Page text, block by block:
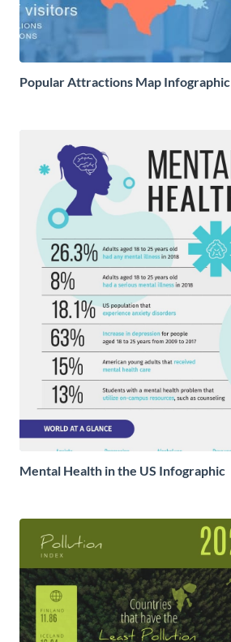
Popular Attractions Map Infographic
Mental Health in the US Infographic